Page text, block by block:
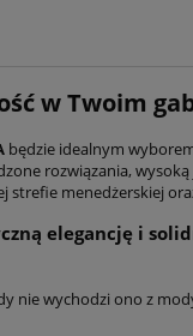
w Twoim
będzie idealnym
rozwiązania,
strefie menedżerskiej
elegancję i
nie wychodzi ono z